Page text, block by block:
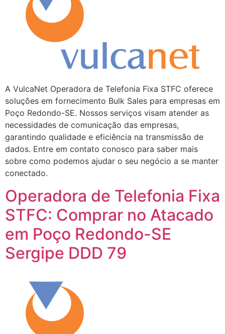
A VulcaNet Operadora de Telefonia Fixa STFC oferece
soluções em fornecimento Bulk Sales para empresas em
Poço Redondo-SE. Nossos serviços visam atender as
necessidades de comunicação das empresas,
garantindo qualidade e eficiência na transmissão de
dados. Entre em contato conosco para saber mais
sobre como podemos ajudar o seu negócio a se manter
conectado.
Operadora de Telefonia Fixa
STFC: Comprar no Atacado
em Poço Redondo-SE
Sergipe DDD 79